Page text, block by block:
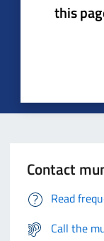
this
Contact
Read
Call the